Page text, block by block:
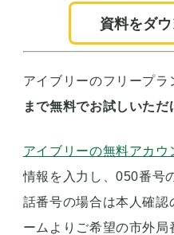
資料をダ
アイブリーのフリープラ
まで無料でお試しいただ
アイブリーの無料アカウ
情報を入力し、050番号
話番号の場合は本人確認
ームよりご希望の市外局